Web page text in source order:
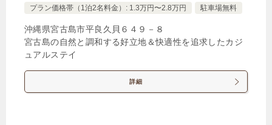
じゃらんで確認する
【早期割60】じゃらん限定20％OFF◆60日前までの
15:00- OUT
プラン価格帯（1泊2名料金）: 1.3万円〜2.8万円
駐車場無料
沖縄県宮古島市平良久貝６４９－８
宮古島の自然と調和する好立地＆快適性を追求したカジ
ュアルステイ
詳細